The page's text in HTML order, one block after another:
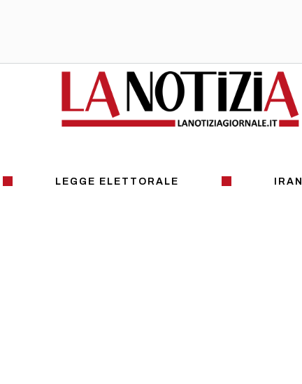
LEGGE ELETTORALE IRAN